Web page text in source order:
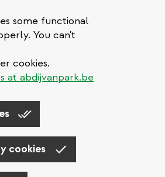
some functional
You can't
cookies.
at abdijvanpark.be
cookies